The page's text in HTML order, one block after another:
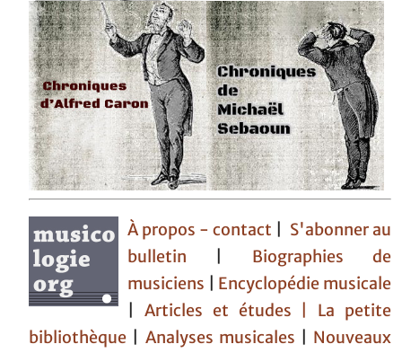
À propos - contact
S'abonner au
bulletin
Biographies de
musiciens
Encyclopédie musicale
|Articles et études | La petite
bibliothèque
Analyses musicales
Nouveaux